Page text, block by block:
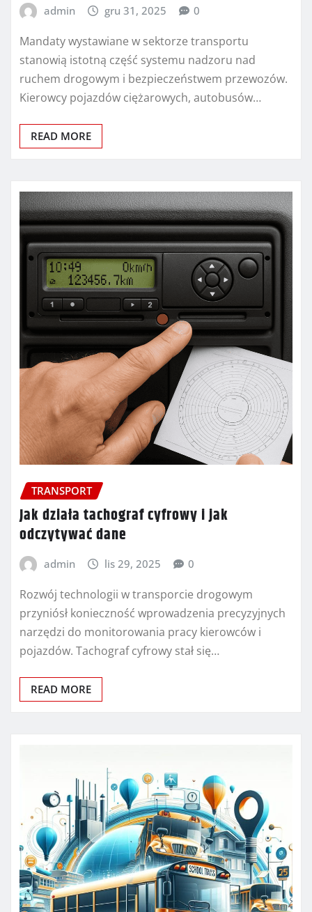
admin gru 31, 2025 0
Mandaty wystawiane w sektorze transportu
stanowią istotną część systemu nadzoru nad
ruchem drogowym i bezpieczeństwem przewozów.
Kierowcy pojazdów ciężarowych, autobusów…
READ MORE
TRANSPORT
Jak działa tachograf cyfrowy i jak
odczytywać dane
admin lis 29, 2025 0
Rozwój technologii w transporcie drogowym
przyniósł konieczność wprowadzenia precyzyjnych
narzędzi do monitorowania pracy kierowców i
pojazdów. Tachograf cyfrowy stał się…
READ MORE